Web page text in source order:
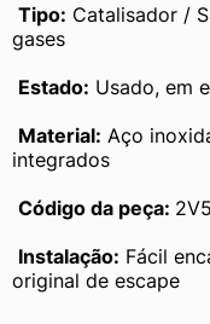
Tipo: Catalisador /
gases
Estado: Usado, em
Material: Aço
integrados
Código da peça:
Instalação: Fácil
original de escape